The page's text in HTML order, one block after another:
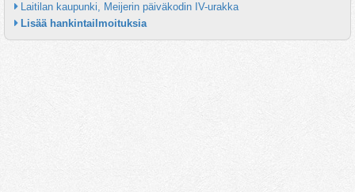
Laitilan kaupunki, Meijerin päiväkodin IV-urakka
Lisää hankintailmoituksia